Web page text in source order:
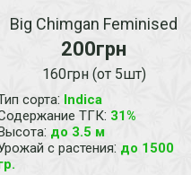
Big Chimgan Feminised
200грн
160грн (от 5шт)
сорта: Indica
ТГК: 31%
: до 3.5 м
с растения: до 1500